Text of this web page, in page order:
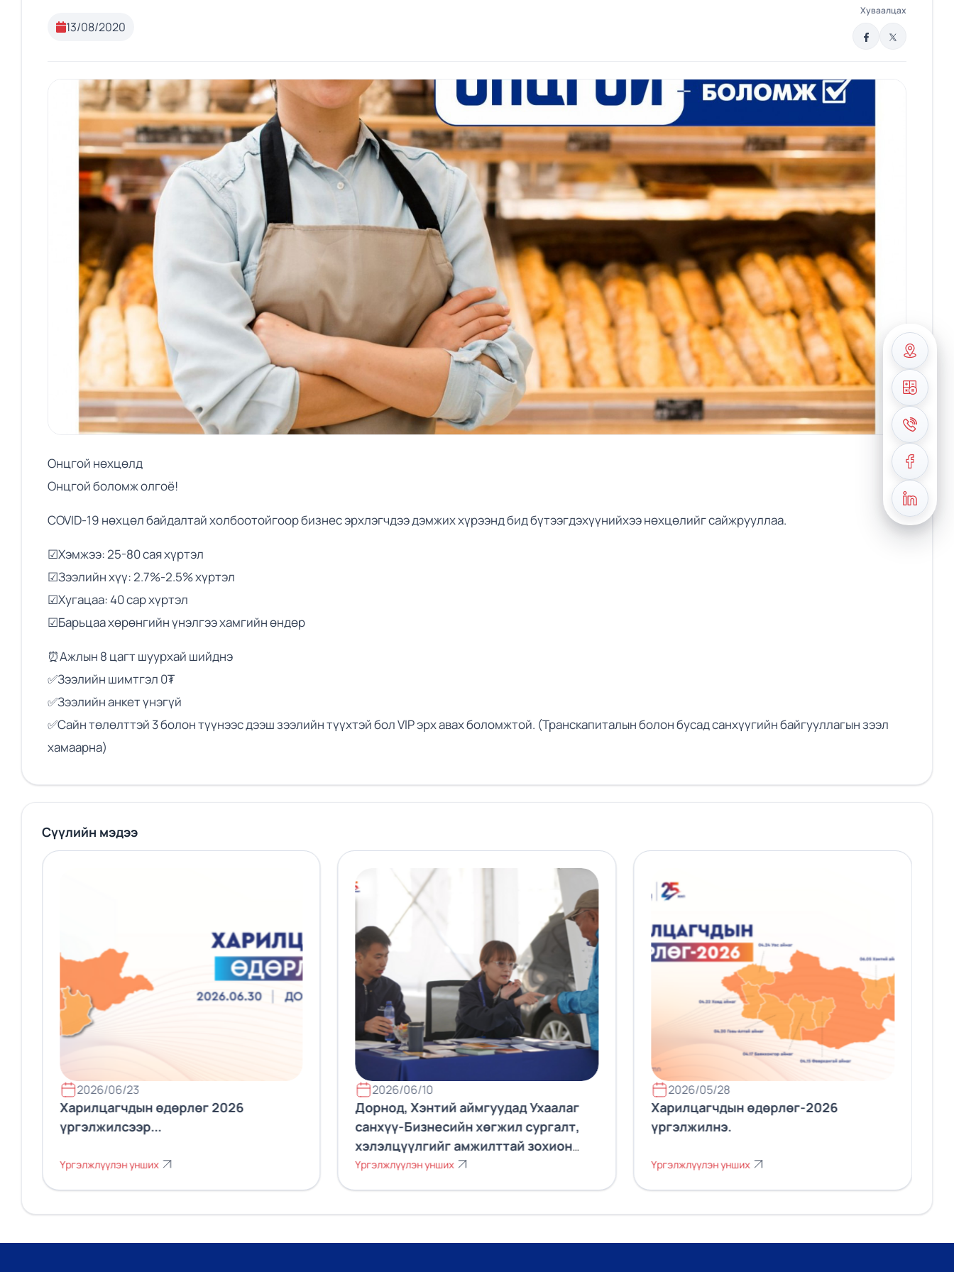
13/08/2020
Хуваалцах
Онцгой нөхцөлд
Онцгой боломж олгоё!
COVID-19 нөхцөл байдалтай холбоотойгоор бизнес эрхлэгчдээ дэмжих хүрээнд бид бүтээгдэхүүнийхээ нөхцөлийг сайжрууллаа.
☑Хэмжээ: 25-80 сая хүртэл
☑Зээлийн хүү: 2.7%-2.5% хүртэл
☑Хугацаа: 40 сар хүртэл
☑Барьцаа хөрөнгийн үнэлгээ хамгийн өндөр
⏰Ажлын 8 цагт шуурхай шийднэ
✅Зээлийн шимтгэл 0₮
✅Зээлийн анкет үнэгүй
✅Сайн төлөлттэй 3 болон түүнээс дээш зээлийн түүхтэй бол VIP эрх авах боломжтой. (Транскапиталын болон бусад санхүүгийн байгууллагын зээл
хамаарна)
Сүүлийн мэдээ
2026/06/23
Харилцагчдын өдөрлөг 2026
үргэлжилсээр...
Үргэлжлүүлэн унших
2026/06/10
Дорнод, Хэнтий аймгуудад Ухаалаг
санхүү-Бизнесийн хөгжил сургалт,
хэлэлцүүлгийг амжилттай зохион
байгууллаа.
Үргэлжлүүлэн унших
2026/05/28
Харилцагчдын өдөрлөг-2026
үргэлжилнэ.
Үргэлжлүүлэн унших